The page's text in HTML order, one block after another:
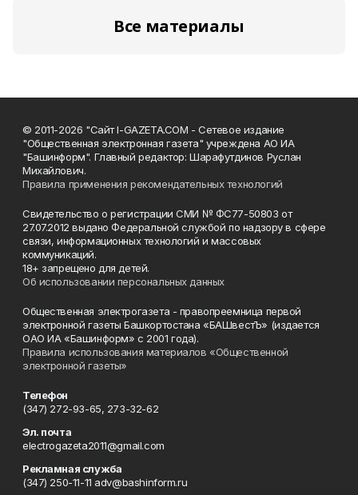
Все материалы
© 2011-2026 "Сайт I-GAZETA.COM - Сетевое издание
"Общественная электронная газета" учреждена АО ИА
"Башинформ". Главный редактор: Шарафутдинов Руслан
Михайлович.
Правила применения рекомендательных технологий
Свидетельство о регистрации СМИ № ФС77-50803 от
27.07.2012 выдано Федеральной службой по надзору в сфере
связи, информационных технологий и массовых
коммуникаций.
18+ запрещено для детей.
Об использовании персональных данных
Общественная электрогазета - правопреемница первой
электронной газеты Башкортостана «БАШвестЪ» (издается
ОАО ИА «Башинформ» с 2001 года).
Правила использования материалов «Общественной
электронной газеты»
Телефон
(347) 272-93-65, 273-32-62
Эл. почта
electrogazeta2011@gmail.com
Рекламная служба
(347) 250-11-11 adv@bashinform.ru